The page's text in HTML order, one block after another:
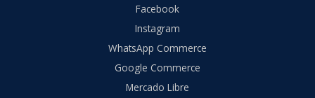
Facebook
Instagram
WhatsApp Commerce
Google Commerce
Mercado Libre